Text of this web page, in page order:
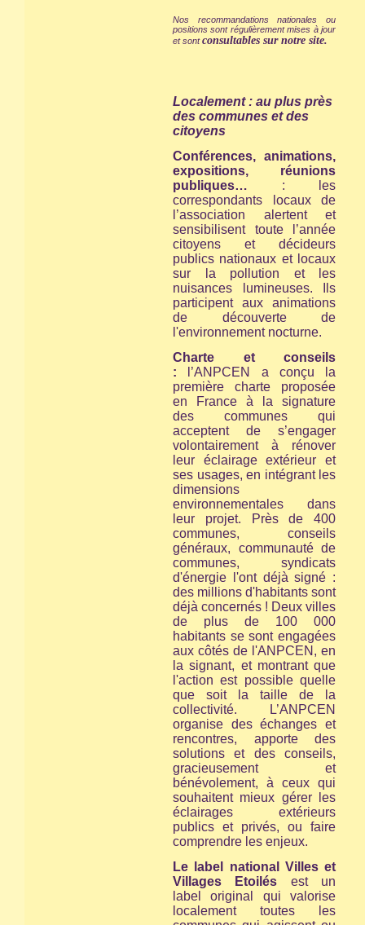
Nos recommandations nationales ou
positions sont régulièrement mises à jour
et sontconsultables sur notre site.
Localement : au plus près
des communes et des
citoyens
Conférences, animations,
expositions, réunions
publiques… : les
correspondants locaux de
l’association alertent et
sensibilisent toute l’année
citoyens et décideurs
publics nationaux et locaux
sur la pollution et les
nuisances lumineuses. Ils
participent aux animations
de découverte de
l'environnement nocturne.
Charte et conseils
: l’ANPCEN a conçu la
première charte proposée
en France à la signature
des communes qui
acceptent de s’engager
volontairement à rénover
leur éclairage extérieur et
ses usages, en intégrant les
dimensions
environnementales dans
leur projet. Près de 400
communes, conseils
généraux, communauté de
communes, syndicats
d'énergie l'ont déjà signé :
des millions d'habitants sont
déjà concernés ! Deux villes
de plus de 100 000
habitants se sont engagées
aux côtés de l'ANPCEN, en
la signant, et montrant que
l'action est possible quelle
que soit la taille de la
collectivité. L’ANPCEN
organise des échanges et
rencontres, apporte des
solutions et des conseils,
gracieusement et
bénévolement, à ceux qui
souhaitent mieux gérer les
éclairages extérieurs
publics et privés, ou faire
comprendre les enjeux.
Le label national Villes et
Villages Etoilés est un
label original qui valorise
localement toutes les